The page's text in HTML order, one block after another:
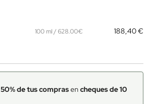
100 ml / 628.00€ 188,40 €
50% de tus comprasen cheques de 10